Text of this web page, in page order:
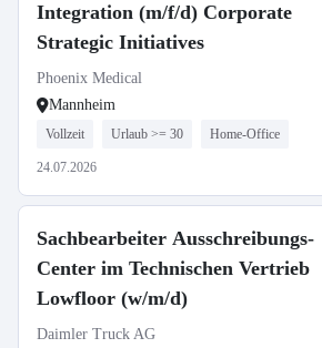
Integration (m/f/d) Corporate
Strategic Initiatives
Phoenix Medical
Mannheim
Vollzeit Urlaub >= 30 Home-Office
24.07.2026
Sachbearbeiter Ausschreibungs-
Center im Technischen Vertrieb
Lowfloor (w/m/d)
Daimler Truck AG